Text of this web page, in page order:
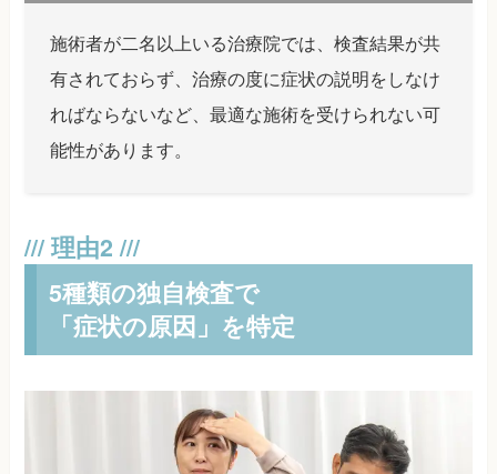
施術者が二名以上いる治療院では、検査結果が共
有されておらず、治療の度に症状の説明をしなけ
ればならないなど、最適な施術を受けられない可
能性があります。
5種類の独自検査で
「症状の原因」を特定